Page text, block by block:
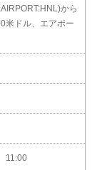
から
米ドル、エアポー
11:00